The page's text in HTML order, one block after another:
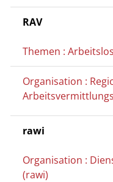
RAV
Themen :
Organisation :
rawi
Organisation :
(rawi)